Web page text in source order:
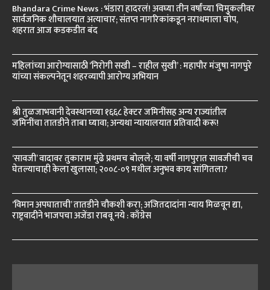
Bhandara Crime News : भंडारा हादरलं! अवघ्या तीन वर्षांच्या चिमुकलीवर
सार्वजनिक शौचालयात अत्याचार; संतप्त नागरिकांकडून नराधमाला चोप,
शहरात आज कडकडीत बंद
महिलांच्या आरोग्यासाठी ‘निरोगी सखी – राहील सुखी’ : महापौर मंजुषा नागपुरे
यांच्या संकल्पनेतून शहरव्यापी आरोग्य अभियान
श्री तुळजाभवानी देवस्थानच्या १६६८ हेक्टर जमिनींसह अन्य राज्यांतील
जमिनींचा तातडीने ताबा घ्यावा; अन्यथा न्यायालयात प्रतिवादी करू!
‘सावजी’ वादावर तुकाराम मुंढे प्रथमच बोलले; या वर्षी नागपुरात सावजीची चव
घेतल्याचाही केला खुलासा; २००८-०९ मधील अनुभव काय सांगितला?
‘विमान अपघाताची’ तातडीने चौकशी करा; अजितदादांना न्याय मिळवून द्या,
राष्ट्रवादीने भाजपचा अजेंडा राबवू नये : काँग्रेस